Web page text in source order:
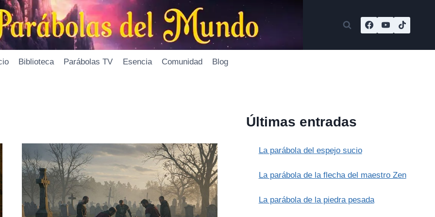
Biblioteca Parábolas TV Esencia Comunidad Blog
Últimas entradas
La parábola del espejo sucio
La parábola de la flecha del maestro Zen
La parábola de la piedra pesada